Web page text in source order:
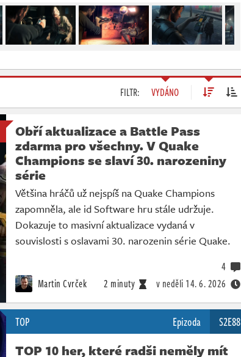
FILTR: VYDÁNO
Obří aktualizace a Battle Pass
zdarma pro všechny. V Quake
Champions se slaví 30. narozeniny
série
Většina hráčů už nejspíš na Quake Champions
zapomněla, ale id Software hru stále udržuje.
Dokazuje to masivní aktualizace vydaná v
souvislosti s oslavami 30. narozenin série Quake.
Martin Cvrček 2 minuty v neděli 14. 6. 2026
4
TOP Epizoda S2E88
TOP 10 her, které radši neměly mít